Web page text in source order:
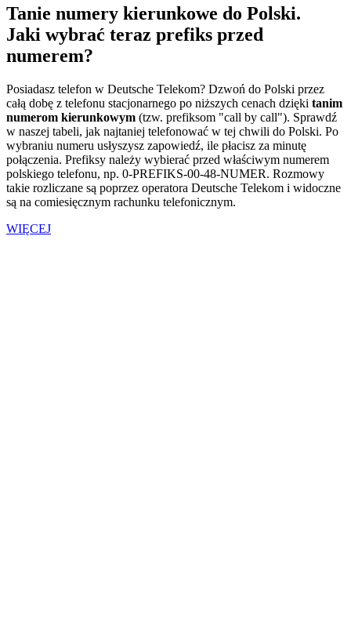
Tanie numery kierunkowe do Polski.
Jaki wybrać teraz prefiks przed
numerem?
Posiadasz telefon w Deutsche Telekom? Dzwoń do Polski przez
całą dobę z telefonu stacjonarnego po niższych cenach dzięki tanim
numerom kierunkowym (tzw. prefiksom "call by call"). Sprawdź
w naszej tabeli, jak najtaniej telefonować w tej chwili do Polski. Po
wybraniu numeru usłyszysz zapowiedź, ile płacisz za minutę
połączenia. Prefiksy należy wybierać przed właściwym numerem
polskiego telefonu, np. 0-PREFIKS-00-48-NUMER. Rozmowy
takie rozliczane są poprzez operatora Deutsche Telekom i widoczne
są na comiesięcznym rachunku telefonicznym.
WIĘCEJ